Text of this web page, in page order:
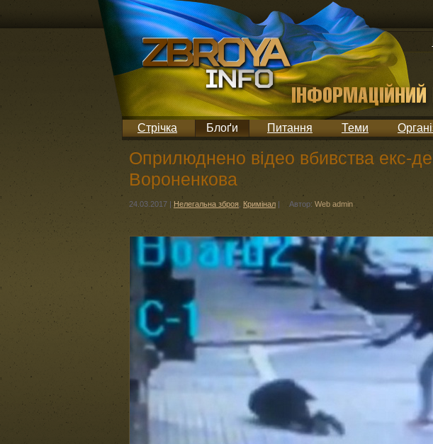
Стрічка Блоґи Питання Теми
Оприлюднено відео вбивства екс-
Вороненкова
24.03.2017 | Нелегальна зброя Кримінал | Автор: Web admin